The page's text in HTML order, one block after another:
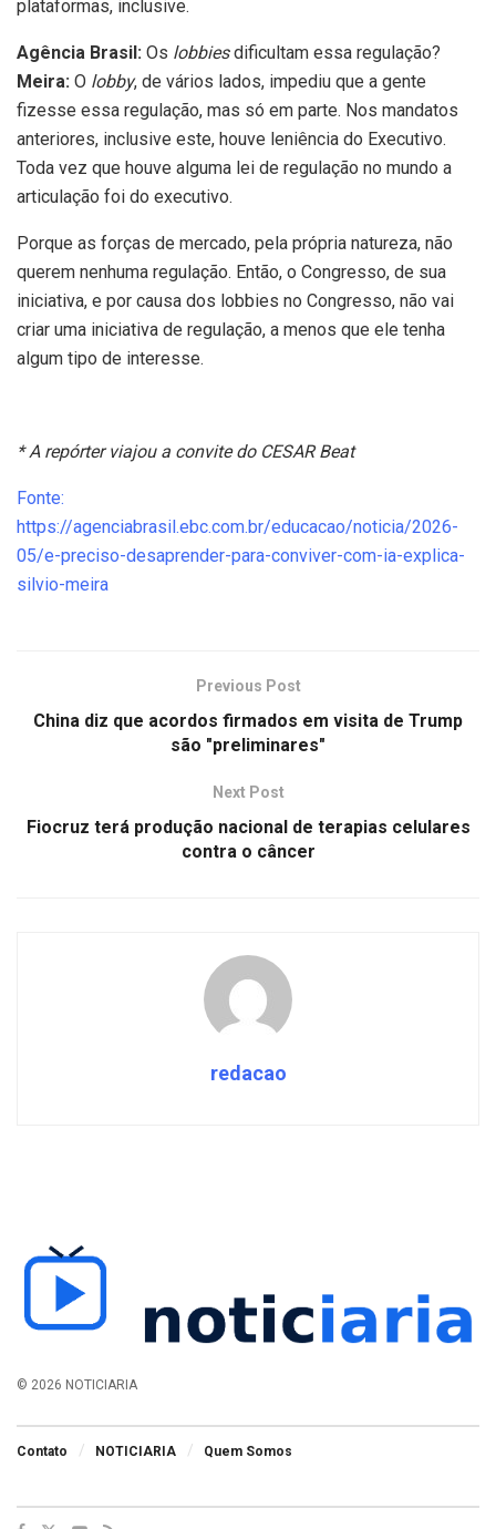
plataformas, inclusive.
Agência Brasil: Os lobbiesdificultam essa regulação?
Meira: O lobby, de vários lados, impediu que a gente
fizesse essa regulação, mas só em parte. Nos mandatos
anteriores, inclusive este, houve leniência do Executivo.
Toda vez que houve alguma lei de regulação no mundo a
articulação foi do executivo.
Porque as forças de mercado, pela própria natureza, não
querem nenhuma regulação. Então, o Congresso, de sua
iniciativa, e por causa dos lobbies no Congresso, não vai
criar uma iniciativa de regulação, a menos que ele tenha
algum tipo de interesse.
* A repórter viajou a convite do CESAR Beat
Fonte:
https://agenciabrasil.ebc.com.br/educacao/noticia/2026-
05/e-preciso-desaprender-para-conviver-com-ia-explica-
silvio-meira
Previous Post
China diz que acordos firmados em visita de Trump
são "preliminares"
Next Post
Fiocruz terá produção nacional de terapias celulares
contra o câncer
redacao
© 2026 NOTICIARIA
Contato NOTICIARIA Quem Somos